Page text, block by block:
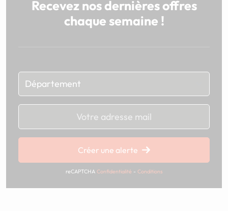
Recevez nos dernières offres
chaque semaine !
Chargement...
Créer une alerte
reCAPTCHA Confidentialité - Conditions